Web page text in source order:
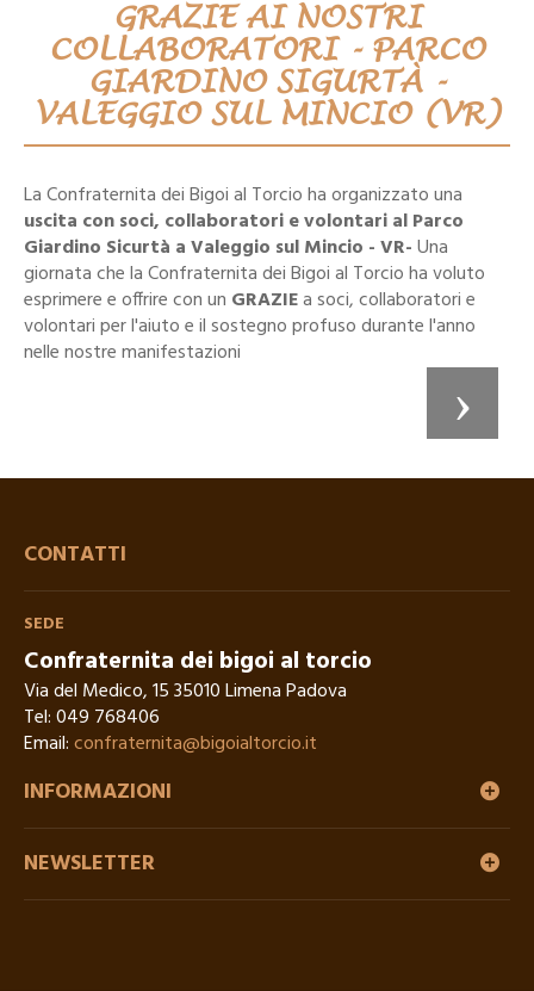
GRAZIE AI NOSTRI
COLLABORATORI - PARCO
GIARDINO SIGURTÀ -
VALEGGIO SUL MINCIO (VR)
La Confraternita dei Bigoi al Torcio ha organizzato una
uscita con soci, collaboratori e volontari al Parco
Giardino Sicurtà a Valeggio sul Mincio - VR-Una
giornata che la Confraternita dei Bigoi al Torcio ha voluto
esprimere e offrire con un GRAZIEa soci, collaboratori e
volontari per l'aiuto e il sostegno profuso durante l'anno
nelle nostre manifestazioni
CONTATTI
SEDE
Confraternita dei bigoi al torcio
Via del Medico, 15 35010 Limena Padova
Tel:049 768406
Email:confraternita@bigoialtorcio.it
INFORMAZIONI
NEWSLETTER